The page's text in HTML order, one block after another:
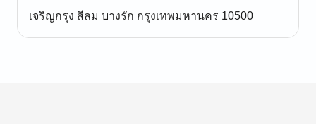
เจริญกรุง สีลม บางรัก กรุงเทพมหานคร 10500